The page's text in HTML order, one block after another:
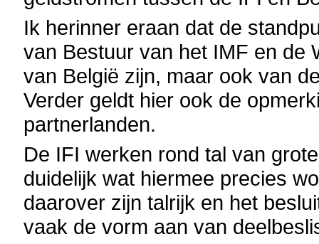
Ik herinner eraan dat de
van Bestuur van het IMF en de
van België zijn, maar ook van
Verder geldt hier ook de
partnerlanden.
De IFI werken rond tal van
duidelijk wat hiermee precies
daarover zijn talrijk en het
vaak de vorm aan van